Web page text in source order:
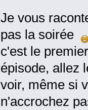
Je vous
pas la soirée
c'est le premier
épisode, allez
voir, même si
n'accrochez